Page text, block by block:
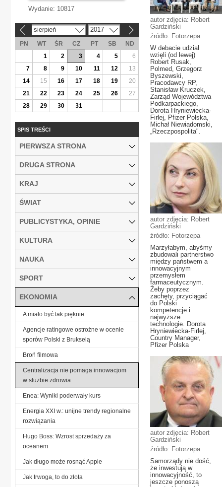
autor zdjęcia: Robert
Gardziński
źródło: Fotorzepa
W debacie udział
wzięli (od lewej)
Robert Rusak,
Polmed, Grzegorz
Byszewski,
Pracodawcy RP,
Stanisław Kruczek,
Zarząd Województwa
Podkarpackiego,
Dorota Hryniewiecka-
Firlej, Pfizer Polska,
Michał Niewiadomski,
„Rzeczpospolita".
autor zdjęcia: Robert
Gardziński
źródło: Fotorzepa
Marzyłabym, abyśmy
zbudowali partnerstwo
między państwem a
innowacyjnym
przemysłem
farmaceutycznym.
Żeby poprzez
zachęty, przyciągać
do Polski
kompetencje i
najwyższe
technologie. Dorota
Hryniewiecka-Firlej,
Country Manager,
Pfizer Polska
autor zdjęcia: Robert
Gardziński
źródło: Fotorzepa
Samorządy nie dość,
że inwestują w
innowacyjność, to
jeszcze ponoszą
Wydanie: 10817
sierpień 2017
PN WT ŚR CZ PT SB
ND
1
2 3 4 5
6
7
8 9 10 11 12
13
14
15 16 17 18 19
20
21
22 23 24 25 26
27
28
29 30 31
SPIS TREŚCI
PIERWSZA STRONA
DRUGA STRONA
KRAJ
ŚWIAT
PUBLICYSTYKA, OPINIE
KULTURA
NAUKA
SPORT
EKONOMIA
A miało być tak pięknie
Agencje ratingowe ostrożne w ocenie
sporów Polski z Brukselą
Broń filmowa
Centralizacja nie pomaga innowacjom
w służbie zdrowia
Enea: Wyniki poderwały kurs
Energia XXI w.: unijne trendy regionalne
rozwiązania
Hugo Boss: Wzrost sprzedaży za
oceanem
Jak długo może rosnąć Apple
Jak trwoga, to do złota